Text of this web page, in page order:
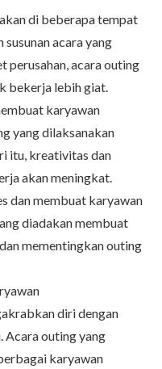
di beberapa tempat
acara yang
perusahan, acara outing
bekerja lebih giat.
karyawan
yang dilaksanakan
itu, kreativitas dan
akan meningkat.
dan membuat karyawan
diadakan membuat
mementingkan outing
diri dengan
Acara outing yang
karyawan